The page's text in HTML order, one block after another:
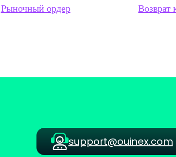
Рыночный ордер
Возврат
support@ouinex.com